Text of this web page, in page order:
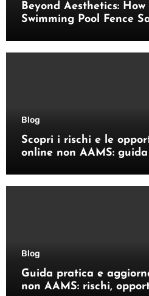
Beyond Aesthetics:
Swimming Pool Fence
Blog
Scopri i rischi e le
online non AAMS:
Blog
Guida pratica e
non AAMS: rischi,